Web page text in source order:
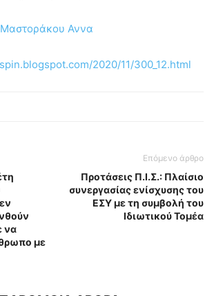
Μαστοράκου Αννα
2020/11/300_12.html
να
με
Επόμενο άρθρο
Προτάσεις Π.Ι.Σ.: Πλαίσιο
συνεργασίας ενίσχυσης του
ΕΣΥ με τη συμβολή του
Ιδιωτικού Τομέα